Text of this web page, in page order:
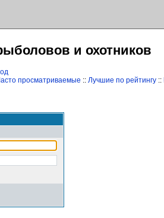
и охотников
просматриваемые :: Лучшие по рейтингу::